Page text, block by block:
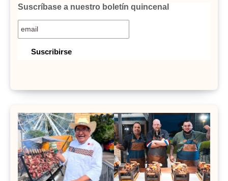
Suscríbase a nuestro boletín quincenal